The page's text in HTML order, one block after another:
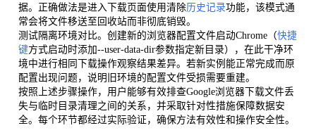
据。正确做法是进入下载页面使用清除历史记录功能，该模式通
常会将文件移送至回收站而非彻底销毁。
测试隔离环境对比。创建新的浏览器配置文件启动Chrome（快捷
键方式启动时添加--user-data-dir参数指定新目录），在此干净环
境中进行相同下载操作观察结果差异。若新实例能正常完成而原
配置出现问题，说明旧环境的配置文件受损需要重建。
按照上述步骤操作，用户能够有效排查Google浏览器下载文件丢
失与临时目录清理之间的关系，并采取针对性措施保障数据安
全。每个环节都经过实际验证，确保方法有效性和操作安全性。